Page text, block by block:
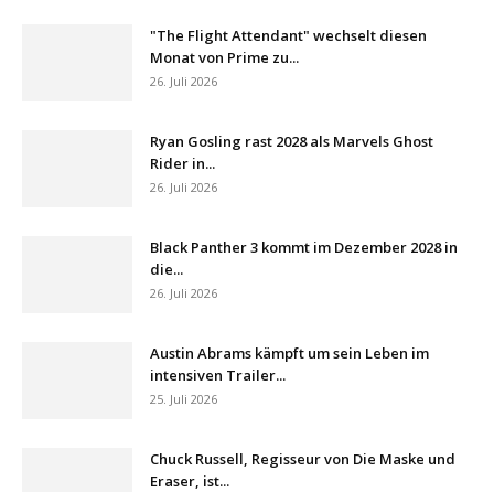
"The Flight Attendant" wechselt diesen
Monat von Prime zu...
26. Juli 2026
Ryan Gosling rast 2028 als Marvels Ghost
Rider in...
26. Juli 2026
Black Panther 3 kommt im Dezember 2028 in
die...
26. Juli 2026
Austin Abrams kämpft um sein Leben im
intensiven Trailer...
25. Juli 2026
Chuck Russell, Regisseur von Die Maske und
Eraser, ist...